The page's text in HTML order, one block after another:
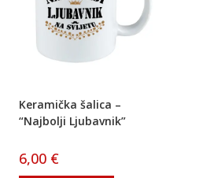
Keramička šalica –
“Najbolji Ljubavnik”
6,00 €